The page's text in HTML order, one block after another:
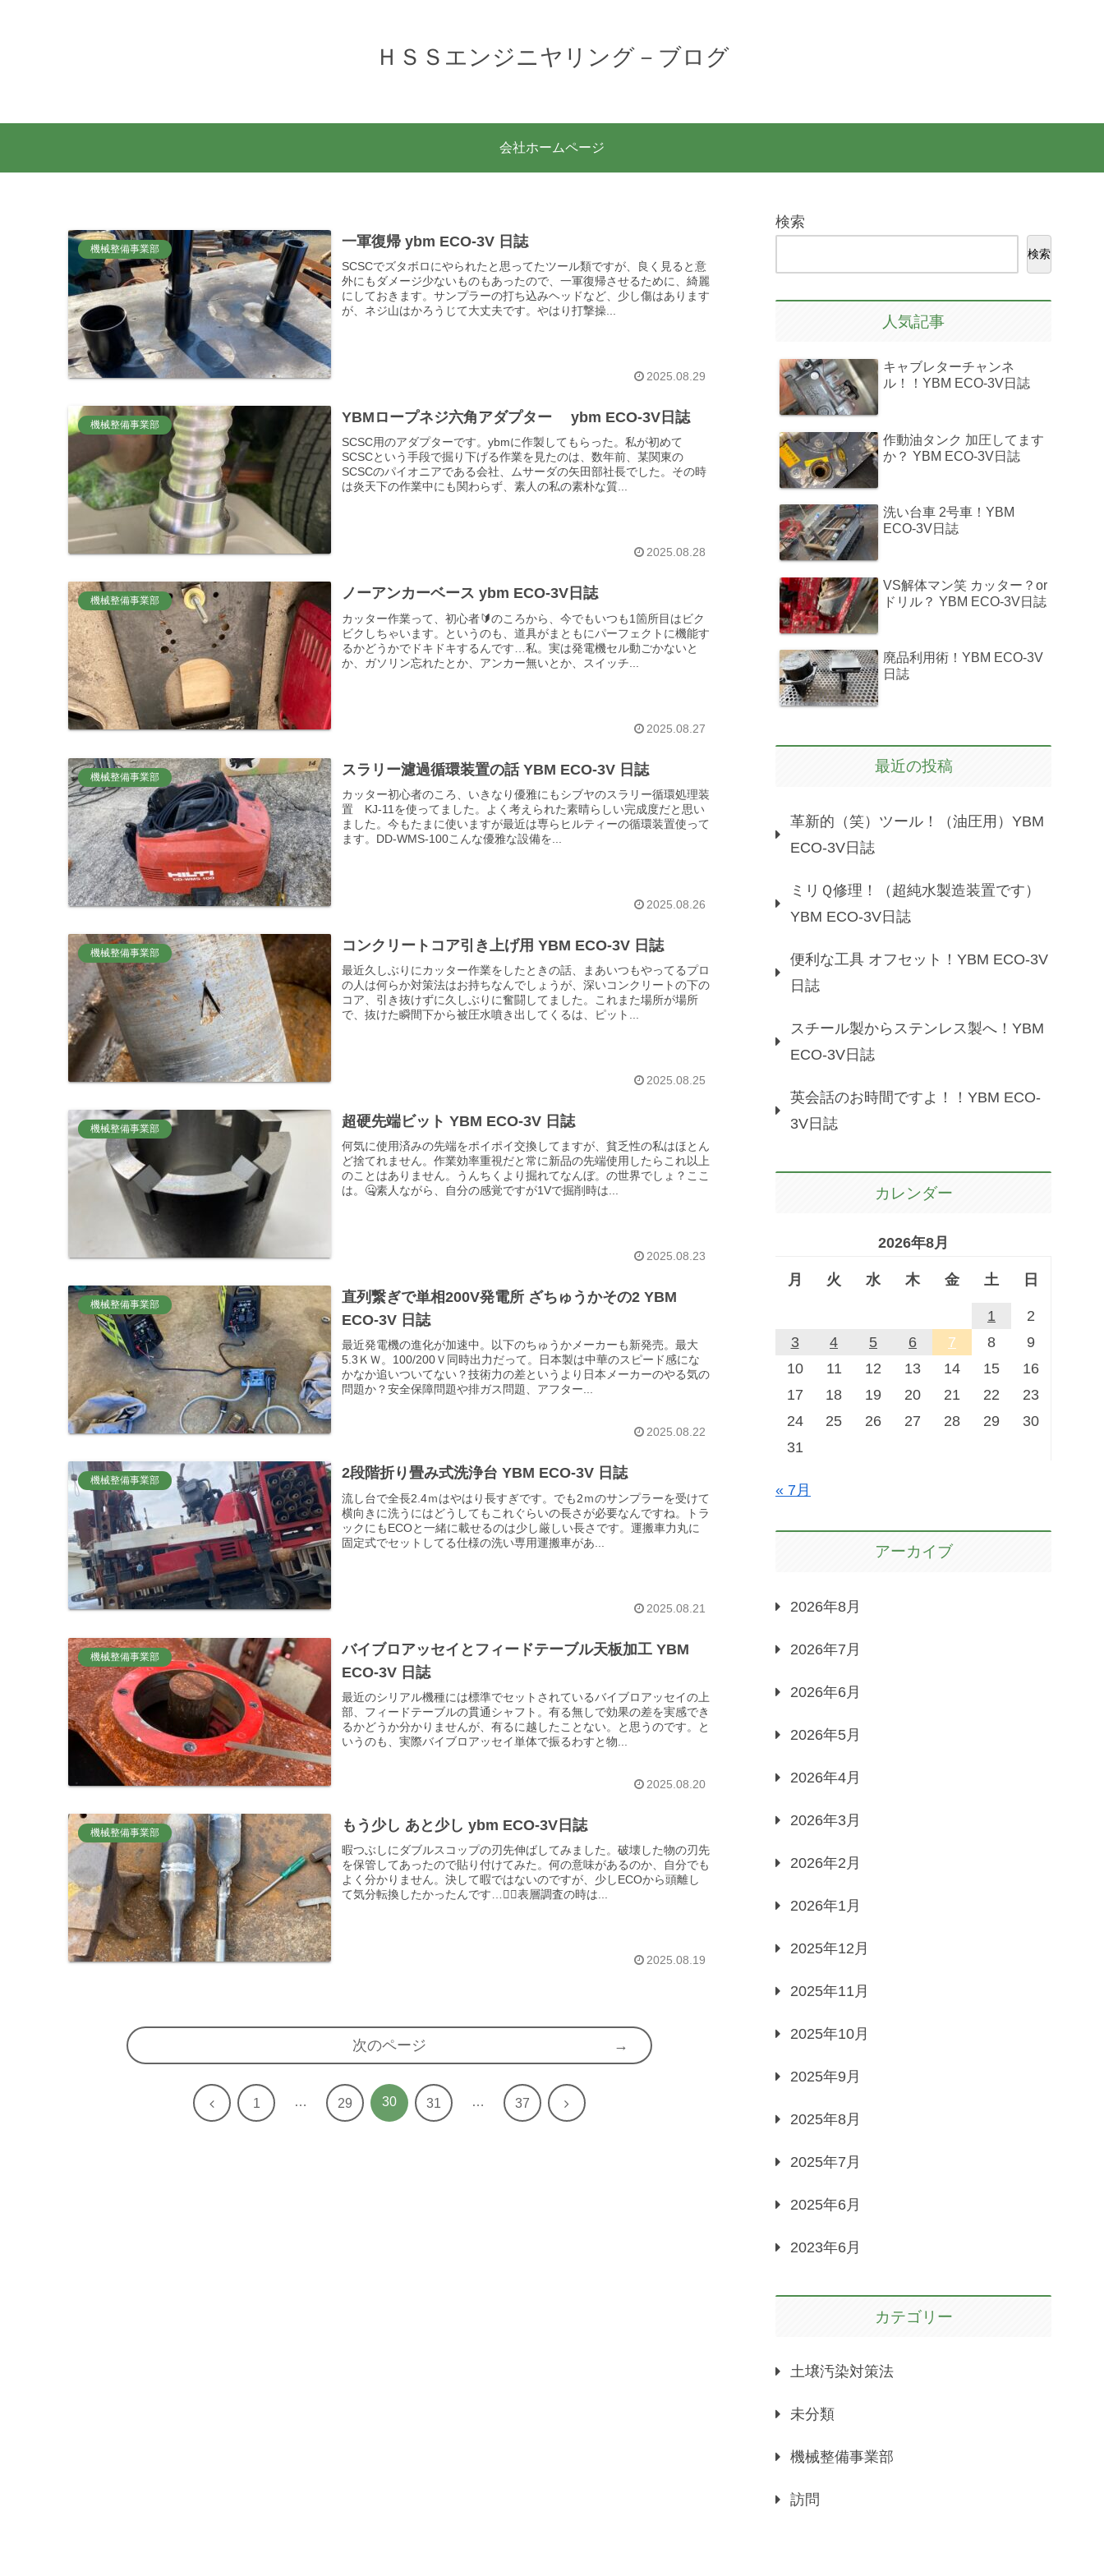
ＨＳＳエンジニヤリング－ブログ
会社ホームページ
機械整備事業部 一軍復帰 ybm ECO-3V 日誌
SCSCでズタボロにやられたと思ってたツール類ですが、良く見ると意
外にもダメージ少ないものもあったので、一軍復帰させるために、綺麗
にしておきます。サンプラーの打ち込みヘッドなど、少し傷はあります
が、ネジ山はかろうじて大丈夫です。やはり打撃操...
2025.08.29
機械整備事業部 YBMロープネジ六角アダプター ybm ECO-3V日誌
SCSC用のアダプターです。ybmに作製してもらった。私が初めて
SCSCという手段で掘り下げる作業を見たのは、数年前、某関東の
SCSCのパイオニアである会社、ムサーダの矢田部社長でした。その時
は炎天下の作業中にも関わらず、素人の私の素朴な質...
2025.08.28
機械整備事業部 ノーアンカーベース ybm ECO-3V日誌
カッター作業って、初心者🔰のころから、今でもいつも1箇所目はビク
ビクしちゃいます。というのも、道具がまともにパーフェクトに機能す
るかどうかでドキドキするんです…私。実は発電機セル動ごかないと
か、ガソリン忘れたとか、アンカー無いとか、スイッチ...
2025.08.27
機械整備事業部 スラリー濾過循環装置の話 YBM ECO-3V 日誌
カッター初心者のころ、いきなり優雅にもシブヤのスラリー循環処理装
置 KJ-11を使ってました。よく考えられた素晴らしい完成度だと思い
ました。今もたまに使いますが最近は専らヒルティーの循環装置使って
ます。DD-WMS-100こんな優雅な設備を...
2025.08.26
機械整備事業部 コンクリートコア引き上げ用 YBM ECO-3V 日誌
最近久しぶりにカッター作業をしたときの話、まあいつもやってるプロ
の人は何らか対策法はお持ちなんでしょうが、深いコンクリートの下の
コア、引き抜けずに久しぶりに奮闘してました。これまた場所が場所
で、抜けた瞬間下から被圧水噴き出してくるは、ピット...
2025.08.25
機械整備事業部 超硬先端ビット YBM ECO-3V 日誌
何気に使用済みの先端をポイポイ交換してますが、貧乏性の私はほとん
ど捨てれません。作業効率重視だと常に新品の先端使用したらこれ以上
のことはありません。うんちくより掘れてなんぼ。の世界でしょ？ここ
は。🤐素人ながら、自分の感覚ですが1Vで掘削時は...
2025.08.23
機械整備事業部
直列繋ぎで単相200V発電所 ざちゅうかその2 YBM
ECO-3V 日誌
最近発電機の進化が加速中。以下のちゅうかメーカーも新発売。最大
5.3ＫＷ。100/200Ｖ同時出力だって。日本製は中華のスピード感にな
かなか追いついてない？技術力の差というより日本メーカーのやる気の
問題か？安全保障問題や排ガス問題、アフター...
2025.08.22
機械整備事業部 2段階折り畳み式洗浄台 YBM ECO-3V 日誌
流し台で全長2.4ｍはやはり長すぎです。でも2ｍのサンプラーを受けて
横向きに洗うにはどうしてもこれぐらいの長さが必要なんですね。トラ
ックにもECOと一緒に載せるのは少し厳しい長さです。運搬車力丸に
固定式でセットしてる仕様の洗い専用運搬車があ...
2025.08.21
機械整備事業部
バイブロアッセイとフィードテーブル天板加工 YBM
ECO-3V 日誌
最近のシリアル機種には標準でセットされているバイブロアッセイの上
部、フィードテーブルの貫通シャフト。有る無しで効果の差を実感でき
るかどうか分かりませんが、有るに越したことない。と思うのです。と
いうのも、実際バイブロアッセイ単体で振るわすと物...
2025.08.20
機械整備事業部 もう少し あと少し ybm ECO-3V日誌
暇つぶしにダブルスコップの刃先伸ばしてみました。破壊した物の刃先
を保管してあったので貼り付けてみた。何の意味があるのか、自分でも
よく分かりません。決して暇ではないのですが、少しECOから頭離し
て気分転換したかったんです…😮‍💨表層調査の時は...
2025.08.19
次のページ
前 1 … 29 30 31 … 37 次
検索
検索
人気記事
キャブレターチャンネ
ル！！YBM ECO-3V日誌
作動油タンク 加圧してます
か？ YBM ECO-3V日誌
洗い台車 2号車！YBM
ECO-3V日誌
VS解体マン笑 カッター？or
ドリル？ YBM ECO-3V日誌
廃品利用術！YBM ECO-3V
日誌
最近の投稿
革新的（笑）ツール！（油圧用）YBM
ECO-3V日誌
ミリＱ修理！（超純水製造装置です）
YBM ECO-3V日誌
便利な工具 オフセット！YBM ECO-3V
日誌
スチール製からステンレス製へ！YBM
ECO-3V日誌
英会話のお時間ですよ！！YBM ECO-
3V日誌
カレンダー
2026年8月
月 火 水 木 金 土 日
1
2
3
4 5 6 7 8
9
10
11 12 13 14 15
16
17
18 19 20 21 22
23
24
25 26 27 28 29
30
31
« 7月
アーカイブ
2026年8月
2026年7月
2026年6月
2026年5月
2026年4月
2026年3月
2026年2月
2026年1月
2025年12月
2025年11月
2025年10月
2025年9月
2025年8月
2025年7月
2025年6月
2023年6月
カテゴリー
土壌汚染対策法
未分類
機械整備事業部
訪問